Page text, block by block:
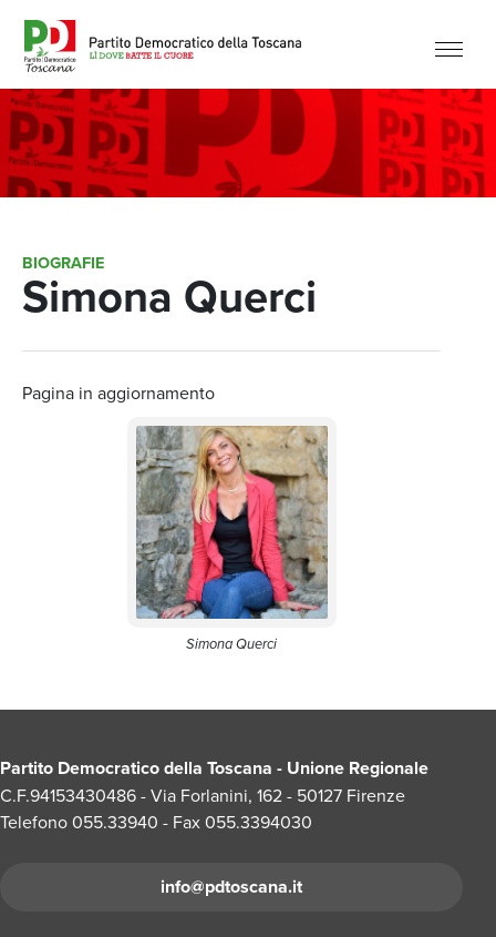
BIOGRAFIE
Simona Querci
Pagina in aggiornamento
Simona Querci
Partito Democratico della Toscana - Unione Regionale
C.F.94153430486 - Via Forlanini, 162 - 50127 Firenze
Telefono 055.33940 - Fax 055.3394030
info@pdtoscana.it